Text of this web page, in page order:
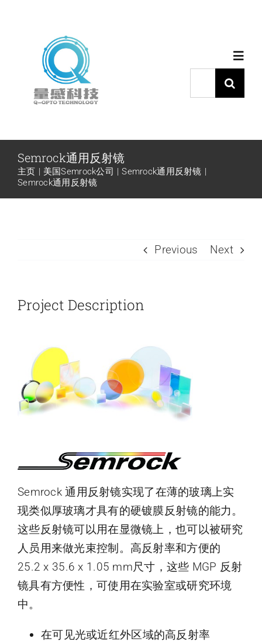
产品中心
代理品牌
新闻和活动
联系我们
索：
Semrock通用反射镜
主页 美国Semrock公司
Semrock通用反射镜
Semrock通用反射镜
Previous Next
Project Description
Semrock 通用反射镜实现了在薄的玻璃上实
现类似厚玻璃才具有的硬镀膜反射镜的能力。
这些反射镜可以用在显微镜上，也可以被研究
人员用来做光束控制。高反射率和方便的
25.2 x 35.6 x 1.05 mm尺寸，这些 MGP 反射
镜具有方便性，可使用在实验室或研究环境
中。
在可见光或近红外区域的高反射率